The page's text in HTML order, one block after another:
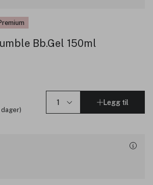
Bb.Gel 150ml
Legg til